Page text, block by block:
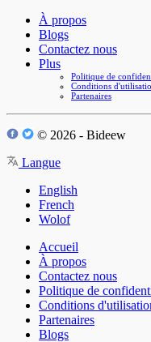
À propos
Blogs
Contactez nous
Plus
Politique de
Conditions
Partenaires
© 2026 - Bideew
Langue
English
French
Wolof
Accueil
À propos
Contactez nous
Politique de
Conditions
Partenaires
Blogs